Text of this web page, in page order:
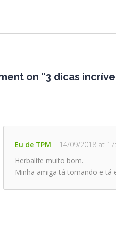
on “3 dicas
Eu de TPM 14/09/2018 at
Herbalife muito bom.
Minha amiga tá tomando e tá